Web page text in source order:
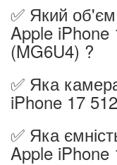
✅ Який
Apple iPhone
(MG6U4) ?
✅ Яка
iPhone 17
✅ Яка
Apple iPhone